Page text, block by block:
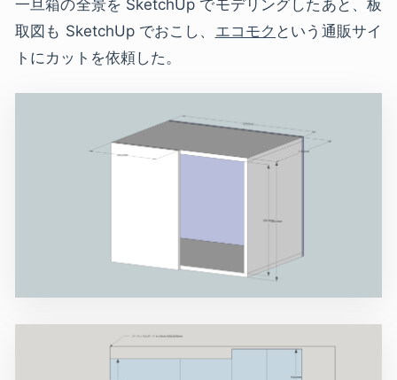
一旦箱の全景を SketchUp でモデリングしたあと、板
取図も SketchUp でおこし、 エコモク という通販サイ
トにカットを依頼した。